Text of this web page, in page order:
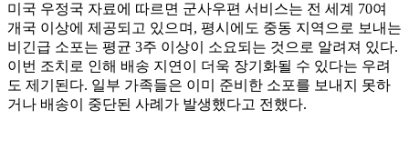
미국 우정국 자료에 따르면 군사우편 서비스는 전 세계 70여
개국 이상에 제공되고 있으며, 평시에도 중동 지역으로 보내는
비긴급 소포는 평균 3주 이상이 소요되는 것으로 알려져 있다.
이번 조치로 인해 배송 지연이 더욱 장기화될 수 있다는 우려
도 제기된다. 일부 가족들은 이미 준비한 소포를 보내지 못하
거나 배송이 중단된 사례가 발생했다고 전했다.